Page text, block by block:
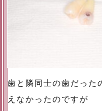
歯と隣同士の歯だった
えなかったのですが